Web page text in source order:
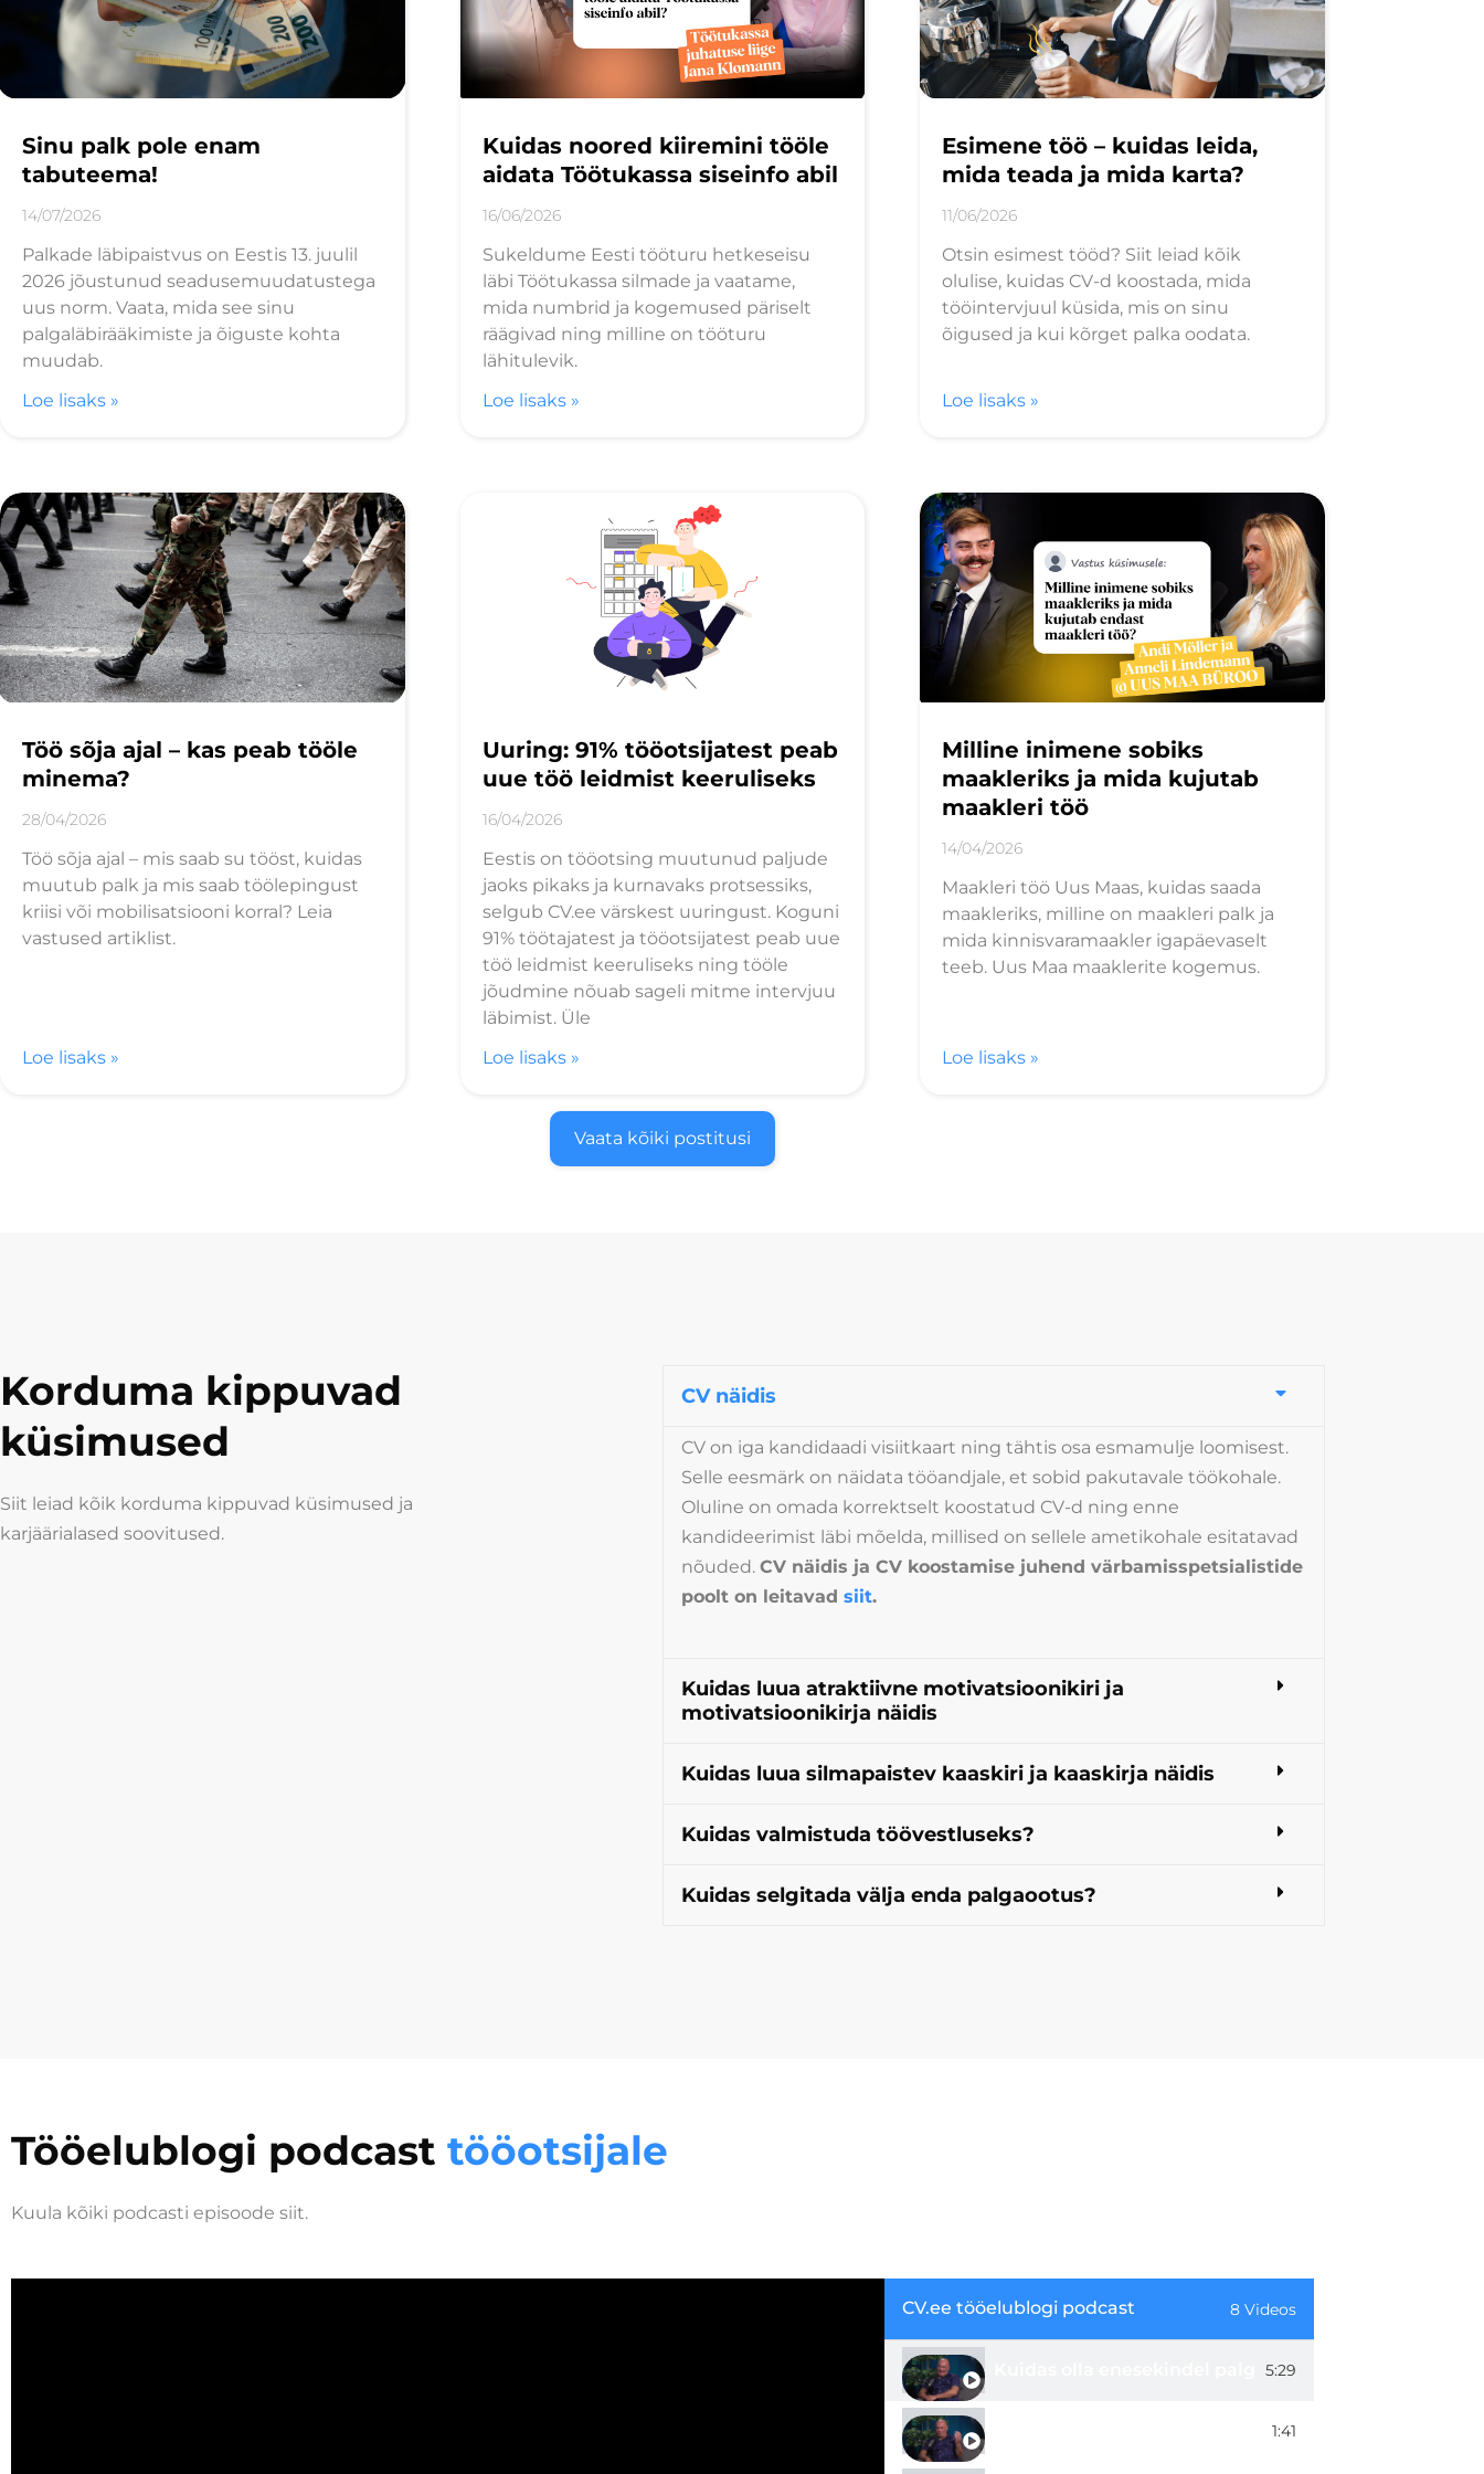
Sinu palk pole enam
tabuteema!
14/07/2026
Palkade läbipaistvus on Eestis 13. juulil
2026 jõustunud seadusemuudatustega
uus norm. Vaata, mida see sinu
palgaläbirääkimiste ja õiguste kohta
muudab.
Loe lisaks »
Kuidas noored kiiremini tööle
aidata Töötukassa siseinfo abil
16/06/2026
Sukeldume Eesti tööturu hetkeseisu
läbi Töötukassa silmade ja vaatame,
mida numbrid ja kogemused päriselt
räägivad ning milline on tööturu
lähitulevik.
Loe lisaks »
Esimene töö – kuidas leida,
mida teada ja mida karta?
11/06/2026
Otsin esimest tööd? Siit leiad kõik
olulise, kuidas CV-d koostada, mida
tööintervjuul küsida, mis on sinu
õigused ja kui kõrget palka oodata.
Loe lisaks »
Töö sõja ajal – kas peab tööle
minema?
28/04/2026
Töö sõja ajal – mis saab su tööst, kuidas
muutub palk ja mis saab töölepingust
kriisi või mobilisatsiooni korral? Leia
vastused artiklist.
Loe lisaks »
Uuring: 91% tööotsijatest peab
uue töö leidmist keeruliseks
16/04/2026
Eestis on tööotsing muutunud paljude
jaoks pikaks ja kurnavaks protsessiks,
selgub CV.ee värskest uuringust. Koguni
91% töötajatest ja tööotsijatest peab uue
töö leidmist keeruliseks ning tööle
jõudmine nõuab sageli mitme intervjuu
läbimist. Üle
Loe lisaks »
Milline inimene sobiks
maakleriks ja mida kujutab
maakleri töö
14/04/2026
Maakleri töö Uus Maas, kuidas saada
maakleriks, milline on maakleri palk ja
mida kinnisvaramaakler igapäevaselt
teeb. Uus Maa maaklerite kogemus.
Loe lisaks »
Vaata kõiki postitusi
Korduma kippuvad
küsimused
Siit leiad kõik korduma kippuvad küsimused ja
karjäärialased soovitused.
CV näidis
CV on iga kandidaadi visiitkaart ning tähtis osa esmamulje loomisest.
Selle eesmärk on näidata tööandjale, et sobid pakutavale töökohale.
Oluline on omada korrektselt koostatud CV-d ning enne
kandideerimist läbi mõelda, millised on sellele ametikohale esitatavad
nõuded. CV näidis ja CV koostamise juhend värbamisspetsialistide
poolt on leitavad siit.
Kuidas luua atraktiivne motivatsioonikiri ja
motivatsioonikirja näidis
Kuidas luua silmapaistev kaaskiri ja kaaskirja näidis
Kuidas valmistuda töövestluseks?
Kuidas selgitada välja enda palgaootus?
Tööelublogi podcast tööotsijale
Kuula kõiki podcasti episoode siit.
CV.ee tööelublogi podcast 8 Videos
Kuidas olla enesekindel palgaläbirääkimistel? | #14
5:29
Kuidas ma tean, et saan õiglast palka? | #14 CV.ee
1:41